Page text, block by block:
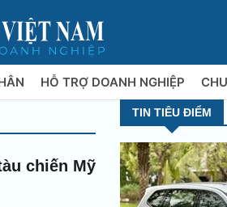
HỖ TRỢ DOANH NGHIỆP
chiến Mỹ
TIN TIÊU ĐIỂM